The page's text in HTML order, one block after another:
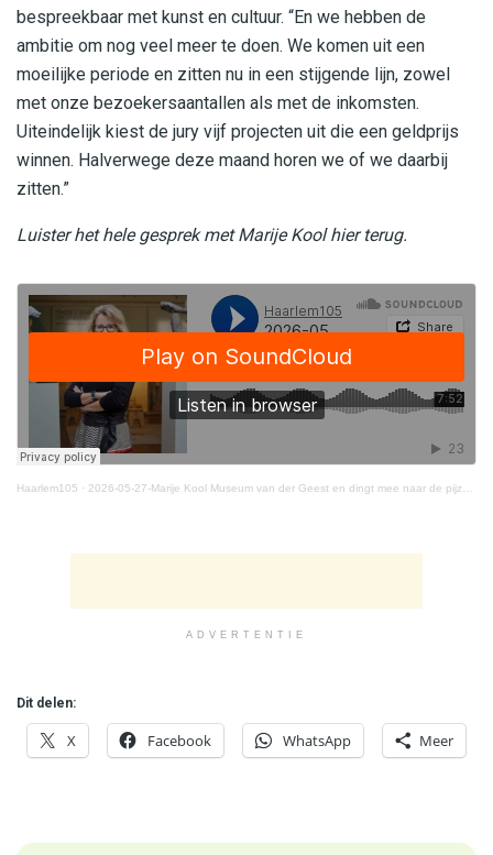
bespreekbaar met kunst en cultuur. “En we hebben de
ambitie om nog veel meer te doen. We komen uit een
moeilijke periode en zitten nu in een stijgende lijn, zowel
met onze bezoekersaantallen als met de inkomsten.
Uiteindelijk kiest de jury vijf projecten uit die een geldprijs
winnen. Halverwege deze maand horen we of we daarbij
zitten.”
Luister het hele gesprek met Marije Kool hier terug.
Haarlem105 · 2026-05-27-Marije Kool Museum van der Geest en dingt mee naar de pijzen in de VOORbeeldverkiezing
ADVERTENTIE
Dit delen:
X Facebook WhatsApp Meer